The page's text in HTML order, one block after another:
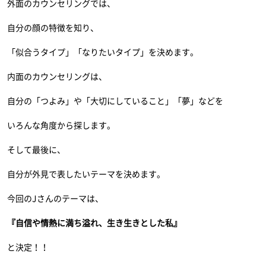
外面のカウンセリングでは、
自分の顔の特徴を知り、
「似合うタイプ」「なりたいタイプ」を決めます。
内面のカウンセリングは、
自分の「つよみ」や「大切にしていること」「夢」などを
いろんな角度から探します。
そして最後に、
自分が外見で表したいテーマを決めます。
今回のJさんのテーマは、
『自信や情熱に満ち溢れ、生き生きとした私』
と決定！！